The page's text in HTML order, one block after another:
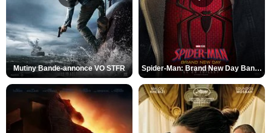
Mutiny Bande-annonce VO STFR Spider-Man: Brand New Day Bande-annonce VO STFR